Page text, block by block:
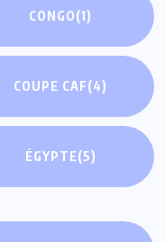
CONGO(1)
COUPE CAF(4)
ÉGYPTE(5)